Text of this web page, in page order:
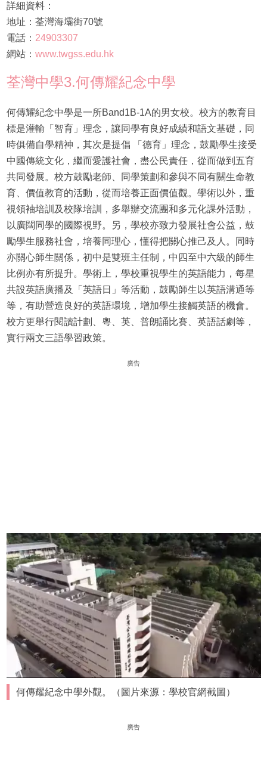
詳細資料：
地址：荃灣海壩街70號
電話： 24903307
網站： www.twgss.edu.hk
荃灣中學3.何傳耀紀念中學
何傳耀紀念中學是一所Band1B-1A的男女校。校方的教育目
標是灌輸「智育」理念，讓同學有良好成績和語文基礎，同
時俱備自學精神，其次是提倡 「德育」理念，鼓勵學生接受
中國傳統文化，繼而愛護社會，盡公民責任，從而做到五育
共同發展。校方鼓勵老師、同學策劃和參與不同有關生命教
育、價值教育的活動，從而培養正面價值觀。學術以外，重
視領袖培訓及校隊培訓，多舉辦交流團和多元化課外活動，
以廣闊同學的國際視野。另，學校亦致力發展社會公益，鼓
勵學生服務社會，培養同理心，懂得把關心推己及人。同時
亦關心師生關係，初中是雙班主任制，中四至中六級的師生
比例亦有所提升。學術上，學校重視學生的英語能力，每星
共設英語廣播及「英語日」等活動，鼓勵師生以英語溝通等
等，有助營造良好的英語環境，增加學生接觸英語的機會。
校方更舉行閱讀計劃、粵、英、普朗誦比賽、英語話劇等，
實行兩文三語學習政策。
廣告
何傳耀紀念中學外觀。（圖片來源：學校官網截圖）
廣告